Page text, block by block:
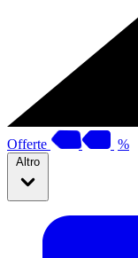
Offerte %
Altro